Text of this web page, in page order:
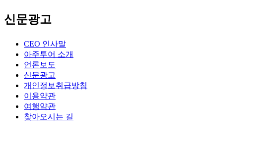
신문광고
CEO 인사말
아주투어 소개
언론보도
신문광고
개인정보취급방침
이용약관
여행약관
찾아오시는 길